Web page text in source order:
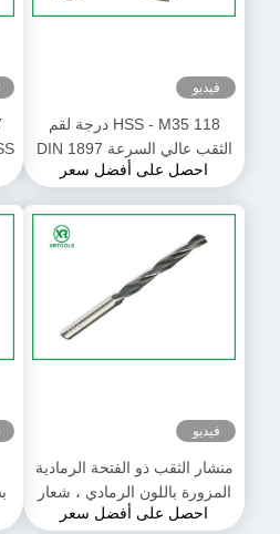
فيديو
HSS - M35 118 درجة لقم
الثقب عالي السرعة DIN 1897
لون كهرماني ممتد الطول
احصل على أفضل سعر
فيديو
منشار الثقب ذو الفتحة الرمادية
المزورة باللون الرمادي ، شعار
ختم الثقب المستقيم براد بوينت
احصل على أفضل سعر